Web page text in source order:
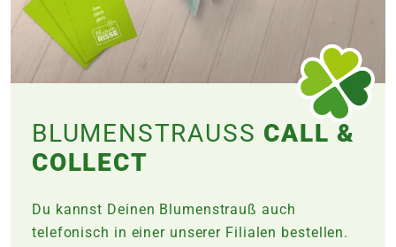
BLUMENSTRAUSS
CALL &
COLLECT
Du kannst Deinen Blumenstrauß auch
telefonisch in einer unserer Filialen bestellen.